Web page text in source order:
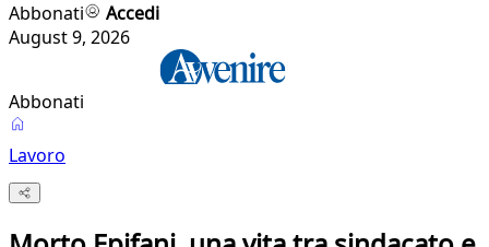
Abbonati
Accedi
August 9, 2026
Abbonati
Lavoro